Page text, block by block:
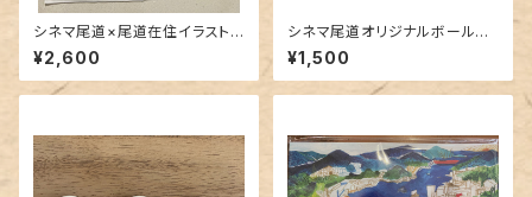
シネマ尾道×尾道在住イラストレ
ーターハラルミ オリジナルハ
ンカチ
¥2,600
シネマ尾道オリジナルボールペ
ン３本セット
¥1,500